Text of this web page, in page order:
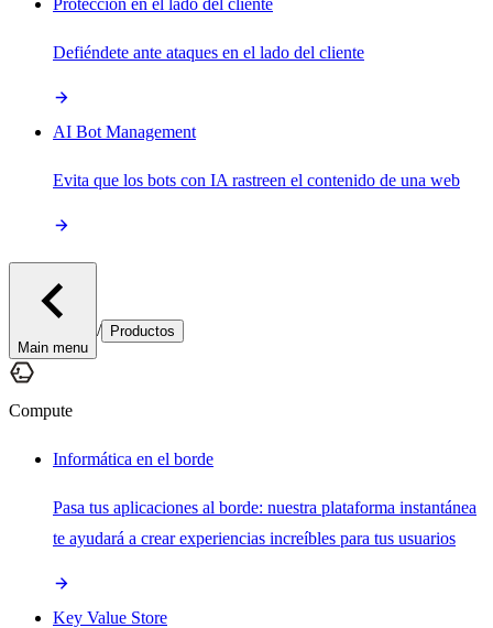
Protección en el lado del cliente
Defiéndete ante ataques en el lado del cliente
AI Bot Management
Evita que los bots con IA rastreen el contenido de una web
Main menu
/ Productos
Compute
Informática en el borde
Pasa tus aplicaciones al borde: nuestra plataforma instantánea
te ayudará a crear experiencias increíbles para tus usuarios
Key Value Store